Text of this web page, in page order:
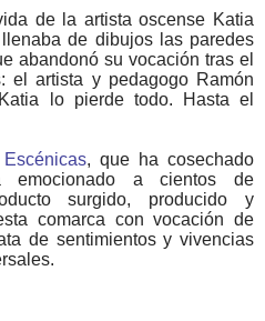
de la artista oscense Katia
de dibujos las paredes
abandonó su vocación tras el
el artista y pedagogo Ramón
lo pierde todo. Hasta el
, que ha cosechado
emocionado a cientos de
surgido, producido y
comarca con vocación de
de sentimientos y vivencias